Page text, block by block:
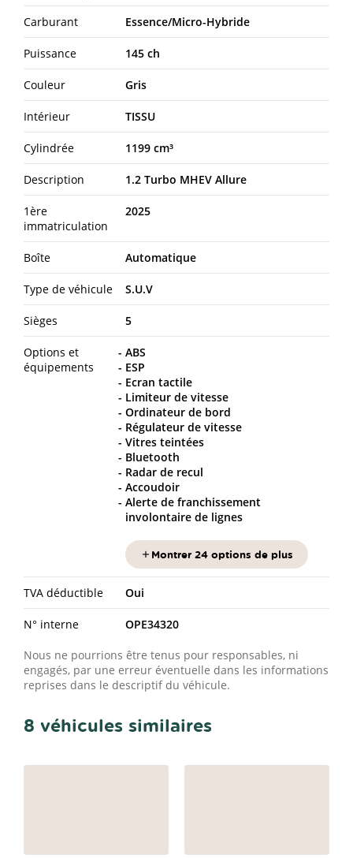
Carburant Essence/Micro-Hybride
Puissance 145 ch
Couleur Gris
Intérieur TISSU
Cylindrée 1199 cm³
Description 1.2 Turbo MHEV Allure
1ère
immatriculation
2025
Boîte Automatique
Type de véhicule S.U.V
Sièges 5
Options et
équipements
ABS
ESP
Ecran tactile
Limiteur de vitesse
Ordinateur de bord
Régulateur de vitesse
Vitres teintées
Bluetooth
Radar de recul
Accoudoir
Alerte de franchissement
involontaire de lignes
Montrer 24 options de plus
TVA déductible Oui
N° interne OPE34320
Nous ne pourrions être tenus pour responsables, ni
engagés, par une erreur éventuelle dans les informations
reprises dans le descriptif du véhicule.
8 véhicules similaires